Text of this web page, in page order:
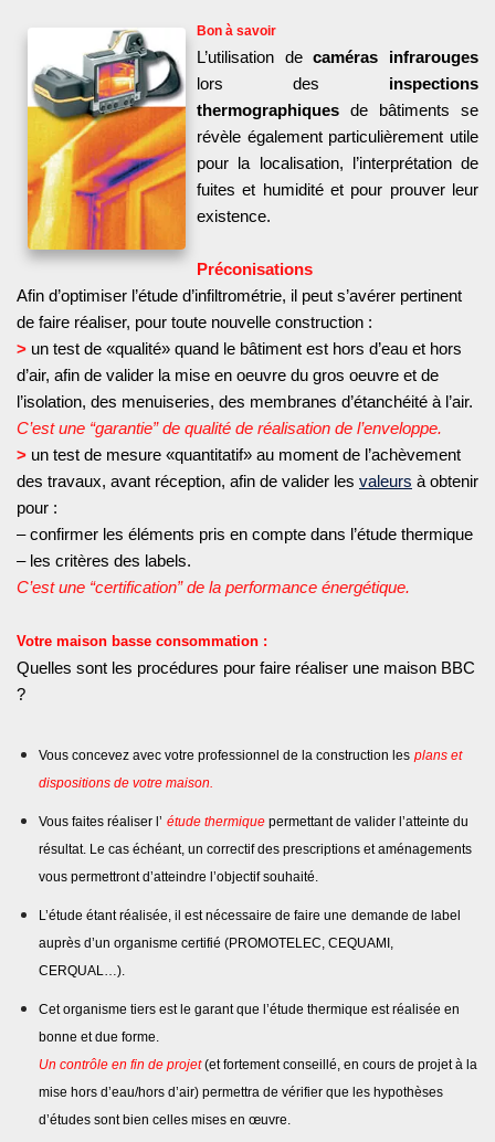
Bon à savoir
L’utilisation decaméras infrarouges
lors des inspections
thermographiques de bâtiments se
révèle également particulièrement utile
pour la localisation, l’interprétation de
fuites et humidité et pour prouver leur
existence.
Préconisations
Afin d’optimiser l’étude d’infiltrométrie, il peut s’avérer pertinent
de faire réaliser, pour toute nouvelle construction :
> un test de «qualité» quand le bâtiment est hors d’eau et hors
d’air, afin de valider la mise en oeuvre du gros oeuvre et de
l’isolation, des menuiseries, des membranes d’étanchéité à l’air.
C’est une “garantie” de qualité de réalisation de l’enveloppe.
> un test de mesure «quantitatif» au moment de l’achèvement
des travaux, avant réception, afin de valider les valeurs à obtenir
pour :
– confirmer les éléments pris en compte dans l’étude thermique
– les critères des labels.
C’est une “certification” de la performance énergétique.
Votre maison basse consommation :
Quelles sont les procédures pour faire réaliser une maison BBC
?
Vous concevez avec votre professionnel de la construction les plans et
dispositions de votre maison.
Vous faites réaliser l’ étude thermique permettant de valider l’atteinte du
résultat. Le cas échéant, un correctif des prescriptions et aménagements
vous permettront d’atteindre l’objectif souhaité.
L’étude étant réalisée, il est nécessaire de faire une demande de label
auprès d’un organisme certifié (PROMOTELEC, CEQUAMI,
CERQUAL…).
Cet organisme tiers est le garant que l’étude thermique est réalisée en
bonne et due forme.
Un contrôle en fin de projet(et fortement conseillé, en cours de projetà la
mise hors d’eau/hors d’air) permettra de vérifier que les hypothèses
d’études sont bien celles mises en œuvre.